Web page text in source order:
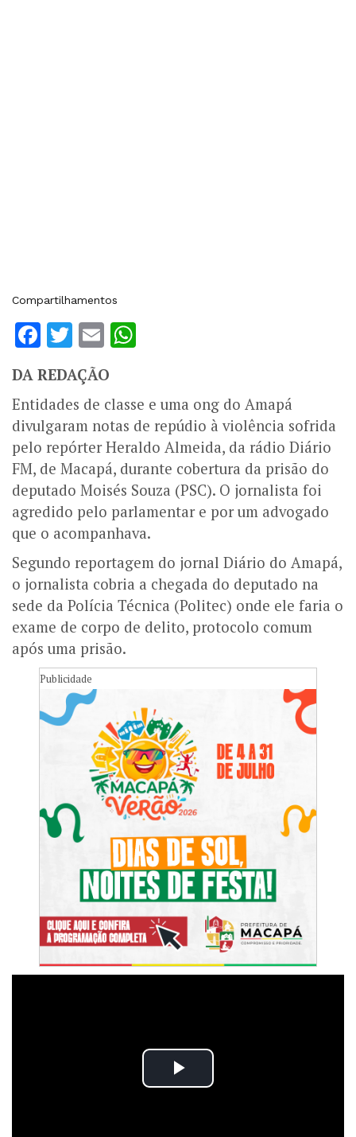
Compartilhamentos
Facebook
Twitter
Email
DA REDAÇÃO
Entidades de classe e uma ong do Amapá
divulgaram notas de repúdio à violência sofrida
pelo repórter Heraldo Almeida, da rádio Diário
FM, de Macapá, durante cobertura da prisão do
deputado Moisés Souza (PSC). O jornalista foi
agredido pelo parlamentar e por um advogado
que o acompanhava.
Segundo reportagem do jornal Diário do Amapá,
o jornalista cobria a chegada do deputado na
sede da Polícia Técnica (Politec) onde ele faria o
exame de corpo de delito, protocolo comum
após uma prisão.
Publicidade